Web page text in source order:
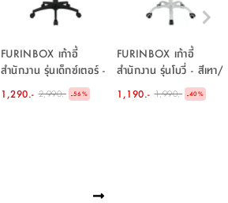
FURINBOX เก้าอี้
สำนักงาน รุ่นเด็กซ์เตอร์ -
1,290.- 2,990.- -56%
FURINBOX เก้าอี้
สำนักงาน รุ่นโบวี่ - สีเทา/
1,190.- 1,990.- -40%